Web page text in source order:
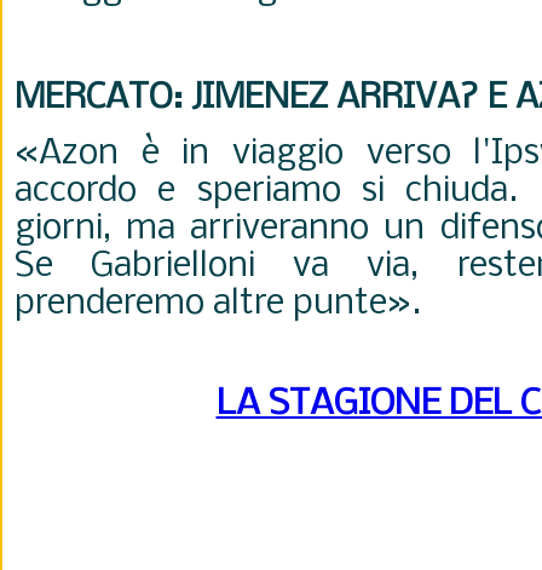
MERCATO: JIMENEZ ARRIVA? E
«Azon è in viaggio verso
accordo e speriamo si chiuda.
giorni, ma arriveranno un
Se Gabrielloni va via,
prenderemo altre punte».
LA STAGIONE DEL